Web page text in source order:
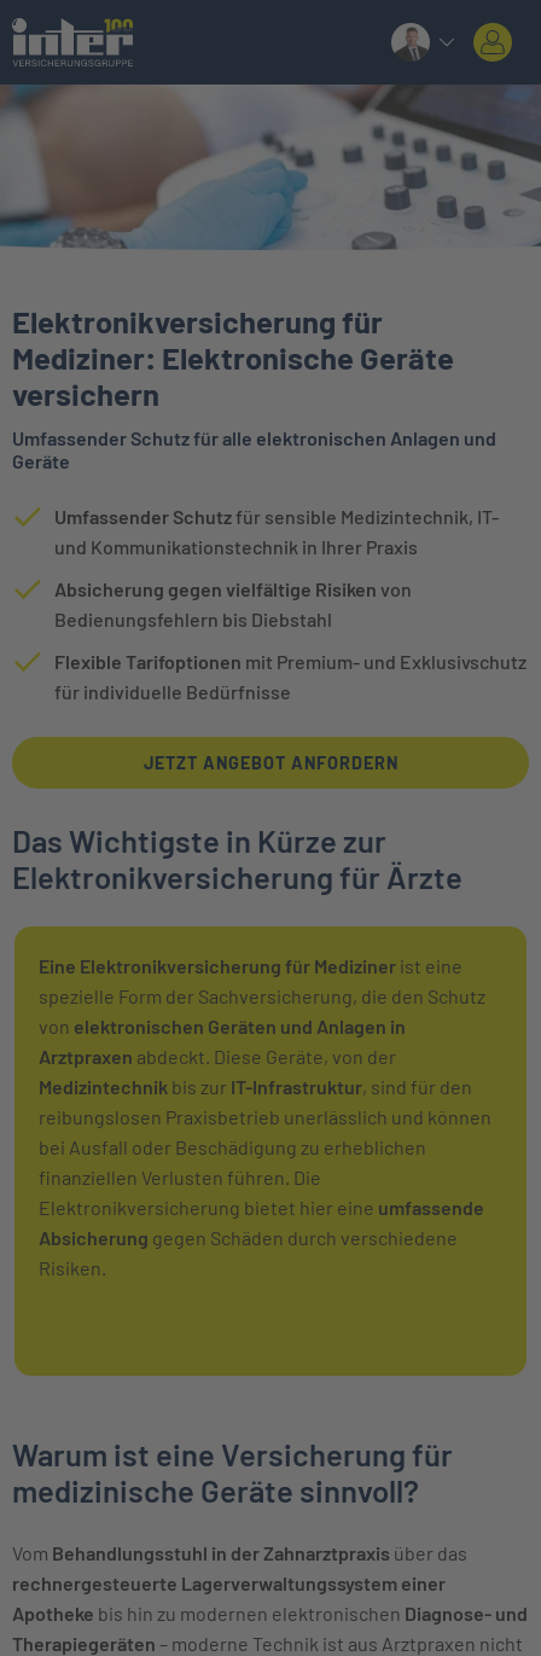
Elektronikversicherung für
Mediziner: Elektronische Geräte
versichern
Umfassender Schutz für alle elektronischen Anlagen und
Geräte
Umfassender Schutzfür sensible Medizintechnik, IT-
und Kommunikationstechnik in Ihrer Praxis
Absicherung gegen vielfältige Risiken von
Bedienungsfehlern bis Diebstahl
Flexible Tarifoptionen mit Premium- und Exklusivschutz
für individuelle Bedürfnisse
JETZT ANGEBOT ANFORDERN
Das Wichtigste in Kürze zur
Elektronikversicherung für Ärzte
Eine Elektronikversicherung für Mediziner ist eine
spezielle Form der Sachversicherung, die den Schutz
von elektronischen Geräten und Anlagen in
Arztpraxen abdeckt. Diese Geräte, von der
Medizintechnik bis zur IT-Infrastruktur, sind für den
reibungslosen Praxisbetrieb unerlässlich und können
bei Ausfall oder Beschädigung zu erheblichen
finanziellen Verlusten führen. Die
Elektronikversicherung bietet hier eine umfassende
Absicherung gegen Schäden durch verschiedene
Risiken.
Warum ist eine Versicherung für
medizinische Geräte sinnvoll?
Vom Behandlungsstuhl in der Zahnarztpraxis über das
rechnergesteuerte Lagerverwaltungssystem einer
Apotheke bis hin zu modernen elektronischen Diagnose- und
Therapiegeräten – moderne Technik ist aus Arztpraxen nicht